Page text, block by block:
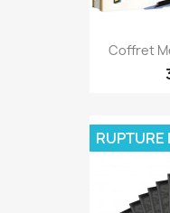
Coffret
RUPTURE